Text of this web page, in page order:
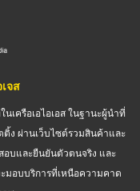
จส
เครือเอไอเอส ในฐานะผู้นำที่
ง ผ่านเว็บไซต์รวมสินค้าและ
อบและยืนยันตัวตนจริง และ
มอบบริการที่เหนือความคาด